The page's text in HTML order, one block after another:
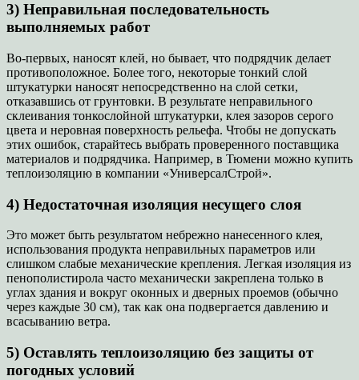
3) Неправильная последовательность
выполняемых работ
Во-первых, наносят клей, но бывает, что подрядчик делает
противоположное. Более того, некоторые тонкий слой
штукатурки наносят непосредственно на слой сетки,
отказавшись от грунтовки. В результате неправильного
склеивания тонкослойной штукатурки, клея зазоров серого
цвета и неровная поверхность рельефа. Чтобы не допускать
этих ошибок, старайтесь выбрать проверенного поставщика
материалов и подрядчика. Например, в Тюмени можно купить
теплоизоляцию в компании «УниверсалСтрой».
4) Недостаточная изоляция несущего слоя
Это может быть результатом небрежно нанесенного клея,
использования продукта неправильных параметров или
слишком слабые механические крепления. Легкая изоляция из
пенополистирола часто механически закреплена только в
углах здания и вокруг оконных и дверных проемов (обычно
через каждые 30 см), так как она подвергается давлению и
всасыванию ветра.
5) Оставлять теплоизоляцию без защиты от
погодных условий